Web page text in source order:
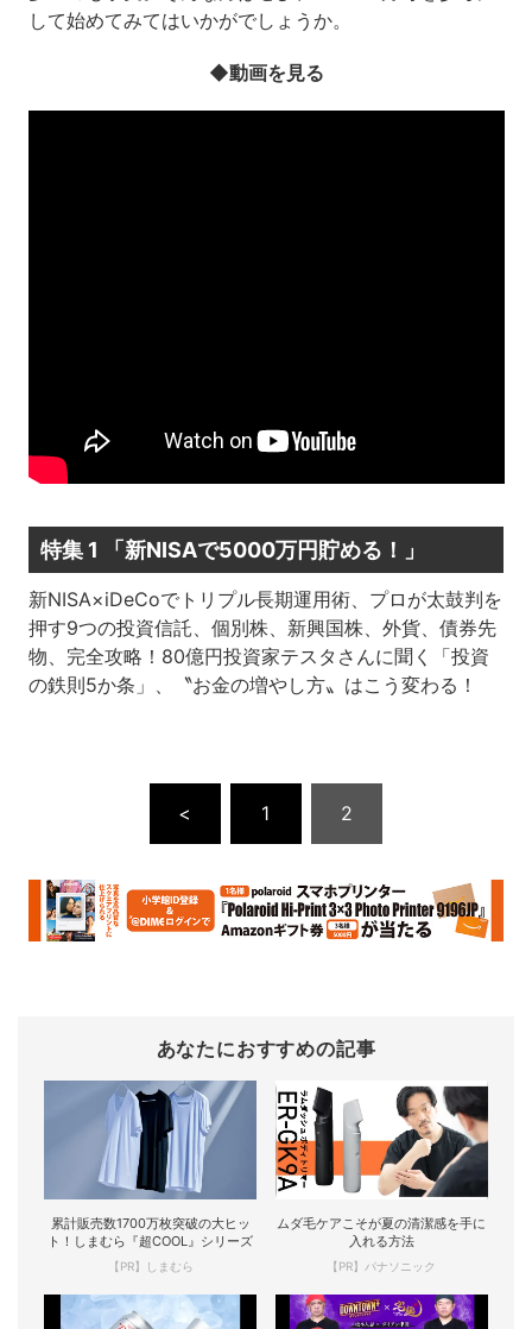
して始めてみてはいかがでしょうか。
◆動画を見る
特集 1 「新NISAで5000万円貯める！」
新NISA×iDeCoでトリプル長期運用術、プロが太鼓判を
押す9つの投資信託、個別株、新興国株、外貨、債券先
物、完全攻略！80億円投資家テスタさんに聞く「投資
の鉄則5か条」、〝お金の増やし方〟はこう変わる！
< 1 2
あなたにおすすめの記事
累計販売数1700万枚突破の大ヒッ
ト！しまむら『超COOL』シリーズ
【PR】しまむら
ムダ毛ケアこそが夏の清潔感を手に
入れる方法
【PR】パナソニック